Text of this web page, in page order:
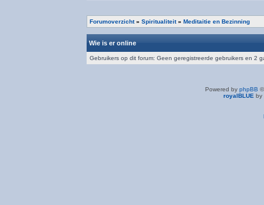
Forumoverzicht» Spiritualiteit» Meditaitie en Bezinning
Wie is er online
Gebruikers op dit forum: Geen geregistreerde gebruikers en 2
Powered by phpBB
royalBLUE by